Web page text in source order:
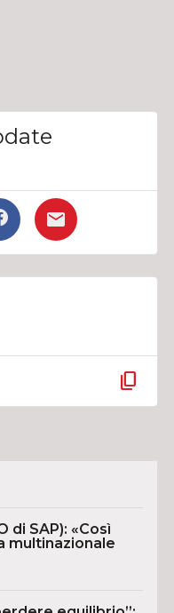
content_copy
di SAP): «Così
multinazionale